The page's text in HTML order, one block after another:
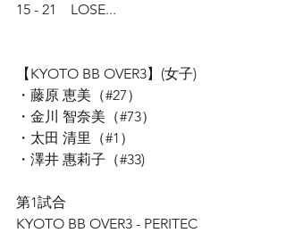
15 - 21　LOSE...
【KYOTO BB OVER3】(女子)
・藤原 恵美（#27）
・金川 智奈美（#73）
・太田 清里（#1）
・澤井 惠莉子（#33)
第1試合
KYOTO BB OVER3 - PERITEC